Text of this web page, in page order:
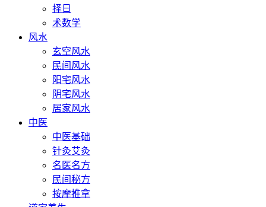
择日
术数学
风水
玄空风水
民间风水
阳宅风水
阴宅风水
居家风水
中医
中医基础
针灸艾灸
名医名方
民间秘方
按摩推拿